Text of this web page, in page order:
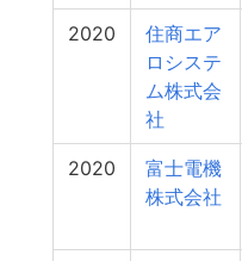
2020
住商エア
ロシステ
ム株式会
社
2020
富士電機
株式会社